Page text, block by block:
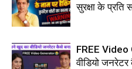
सुरक्षा के प्रति
FREE
वीडियो